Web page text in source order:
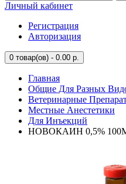
Личный кабинет
Регистрация
Авторизация
0 товар(ов) - 0.00 р.
Главная
Общие Для Разных
Ветеринарные
Местные Анестетики
Для Инъекций
НОВОКАИН 0,5%